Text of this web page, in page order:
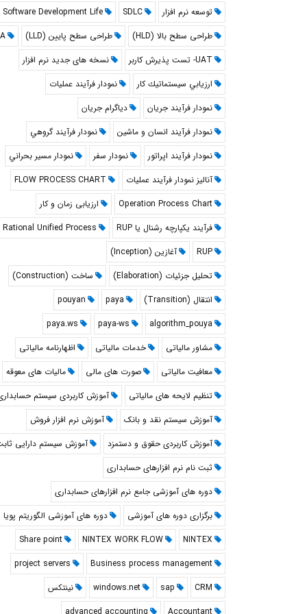
توسعه نرم افزار SDLC
Software Development Life
طراحی سطح بالا (HLD)
طراحی سطح پایین (LLD)
UAT- تست پذیرش کاربر
نسخه های جدید نرم افزار
ارزيابي سيستماتيك كار
نمودار فرآيند عمليات
نمودار فرآيند جريان
دياگرام جريان
نمودار فرآيند انسان و ماشين
نمودار فرآيند گروهي
نمودار فرآيند اپراتور
نمودار سفر
نمودار مسير بحراني
آنالیز نمودار فرآیند عملیات
FLOW PROCESS CHART
Operation Process Chart
ارزیابی زمان و کار
فرآیند یکپارچه رشنال یا RUP
Rational Unified Process
RUP
آغازین (Inception)
تحلیل جزئیات (Elaboration)
ساخت (Construction)
انتقال (Transition)
paya
pouyan
algorithm_pouya
paya-ws
paya.ws
مشاور مالیاتی
خدمات مالیاتی
اظهارنامه مالیاتی
معافیت مالیاتی
صورت های مالی
مالیات های معوقه
تنظیم لایحه های مالیاتی
آموزش کاربردی سیستم
آموزش سیستم نقد و بانک
آموزش نرم افزار فروش
آموزش کاربردی حقوق و دستمزد
آموزش سیستم دارایی
ثبت نام نرم افزارهای حسابداری
دوره های آموزشی جامع نرم افزارهای حسابداری
برگزاری دوره های آموزشی
دوره های آموزشی الگوریتم پویا
NINTEX
NINTEX WORK FLOW
Share point
Business process management
project servers
CRM
sap
windows.net
نینتکس